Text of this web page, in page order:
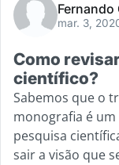
Fernando
mar. 3,
Como
científico?
Sabemos que o
monografia é
pesquisa
sair a visão que